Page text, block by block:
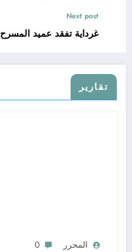
Next post
غرداية تفقد عميد المسرح عمر بن مسعود
تقارير
المحرر 0